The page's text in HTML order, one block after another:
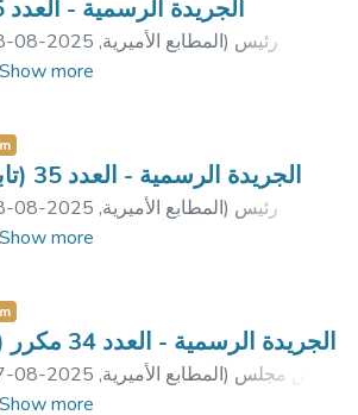
الجريدة الرسمية - العدد 35
المطابع الأميرية,
2025-08-28 ) رئيس
مجلس الوزراء;
Show more
الجريدة الرسمية - العدد 35 (تابع)
المطابع الأميرية,
2025-08-28 ) رئيس
جمهورية مصر
Show more
الجريدة الرسمية - العدد 34 مكرر (ز)
المطابع الأميرية,
2025-08-27 ) رئيس مجلس
Show more